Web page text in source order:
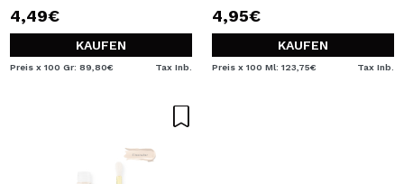
4,49€
KAUFEN
Preis x 100 Gr: 89,80€ Tax Inb.
4,95€
KAUFEN
Preis x 100 Ml: 123,75€ Tax Inb.